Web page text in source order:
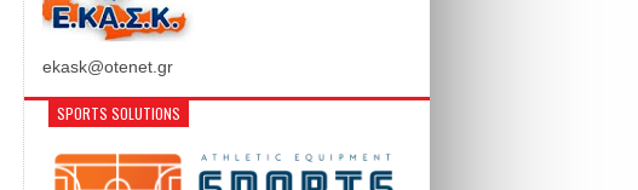
ekask@otenet.gr
SPORTS SOLUTIONS